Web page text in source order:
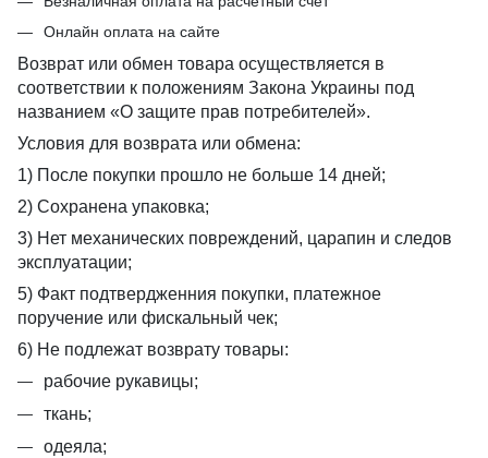
Онлайн оплата на сайте
Возврат или обмен товара осуществляется в
соответствии к положениям Закона Украины под
названием «О защите прав потребителей».
Условия для возврата или обмена:
1) После покупки прошло не больше 14 дней;
2) Сохранена упаковка;
3) Нет механических повреждений, царапин и следов
эксплуатации;
5) Факт подтвердженния покупки, платежное
поручение или фискальный чек;
6) Не подлежат возврату товары:
рабочие рукавицы;
ткань;
одеяла;